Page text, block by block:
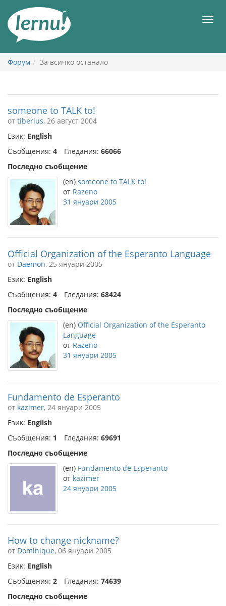
съдържанието
Форум За всичко останало
someone to TALK to!
от tiberius, 26 август 2004
Език: English
Съобщения: 4 Гледания: 66066
Последно съобщение
(en) someone to TALK to!
от Razeno
31 януари 2005
Official Organization of the Esperanto Language
от Daemon, 25 януари 2005
Език: English
Съобщения: 4 Гледания: 68424
Последно съобщение
(en) Official Organization of the Esperanto
Language
от Razeno
31 януари 2005
Fundamento de Esperanto
от kazimer, 24 януари 2005
Език: English
Съобщения: 1 Гледания: 69691
Последно съобщение
(en) Fundamento de Esperanto
от kazimer
24 януари 2005
How to change nickname?
от Dominique, 06 януари 2005
Език: English
Съобщения: 2 Гледания: 74639
Последно съобщение